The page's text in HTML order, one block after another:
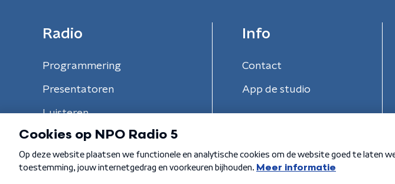
Radio
Programmering
Presentatoren
Luisteren
Info
Contact
App de studio
Algemene voorwaarden Privacybeleid